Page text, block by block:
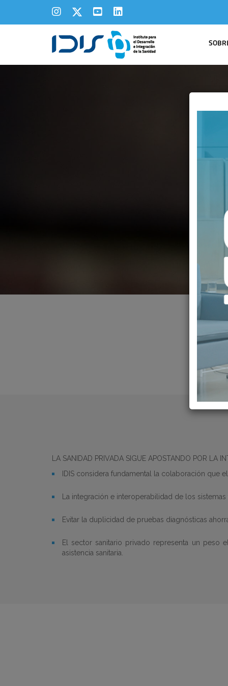
LA SANIDAD PRIVADA SIGUE APOSTANDO POR LA
IDIS considera fundamental la colaboración que
La integración e interoperabilidad de los
Evitar la duplicidad de pruebas diagnósticas
El sector sanitario privado representa un
asistencia sanitaria.